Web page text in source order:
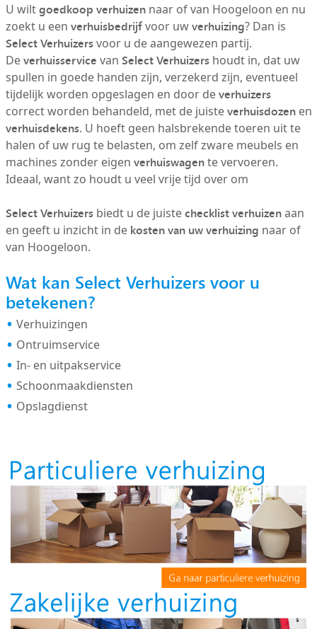
U wiltgoedkoop verhuizennaar of van Hoogeloon en nu
zoekt u een verhuisbedrijfvoor uwverhuizing? Dan is
Select Verhuizersvoor u de aangewezen partij.
Deverhuisservice van Select Verhuizershoudt in, dat uw
spullen in goede handen zijn, verzekerd zijn, eventueel
tijdelijk worden opgeslagen en door deverhuizers
correct worden behandeld, met de juisteverhuisdozenen
verhuisdekens. U hoeft geen halsbrekende toeren uit te
halen of uw rug te belasten, om zelf zware meubels en
machines zonder eigen verhuiswagente vervoeren.
Ideaal, want zo houdt u veel vrije tijd over om
Select Verhuizersbiedt u de juistechecklist verhuizenaan
en geeft u inzicht in de kosten van uw verhuizing naar of
van Hoogeloon.
Wat kan Select Verhuizers voor u
betekenen?
Verhuizingen
Ontruimservice
In- en uitpakservice
Schoonmaakdiensten
Opslagdienst